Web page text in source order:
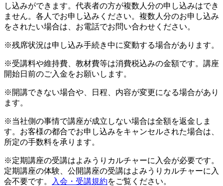
し込みができます。代表者の方が複数人分の申し込みはでき
ません。各人でお申し込みください。複数人分のお申し込み
をされたい場合は、お電話でお問い合わせください。
※残席状況は申し込み手続き中に変動する場合があります。
※受講料や維持費、教材費等は消費税込みの金額です。講座
開始日前のご入金をお願いします。
※開講できない場合や、日程、内容が変更になる場合があり
ます。
※当社側の事情で講座が成立しない場合は全額を返金しま
す。お客様の都合でお申し込みをキャンセルされた場合は、
所定の手数料を承ります。
※定期講座の受講はよみうりカルチャーに入会が必要です。
定期講座の体験、公開講座の受講はよみうりカルチャーに入
会不要です。
入会・受講規約をご覧ください。